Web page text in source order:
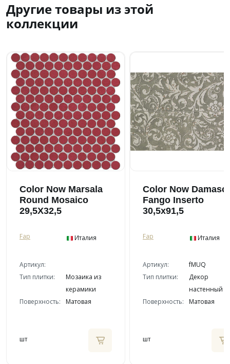
Другие товары из этой
коллекции
Color Now Marsala
Round Mosaico
29,5X32,5
Fap Италия
Артикул:
Тип плитки:
Мозаика из
керамики
Поверхность:
Матовая
шт
Color Now
Fango Inserto
30,5x91,5
Fap Италия
Артикул:
fMUQ
Тип плитки:
Декор
настенный
Поверхность:
Матовая
шт